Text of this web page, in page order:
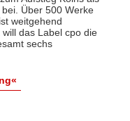
Über 500 Werke
weitgehend
das Label cpo die
sechs